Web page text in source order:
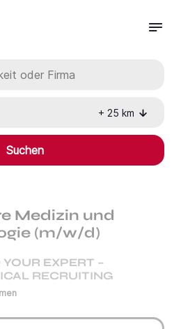
+ 25 km
Suchen
Medizin und
(m/w/d)
YOUR EXPERT –
RECRUITING